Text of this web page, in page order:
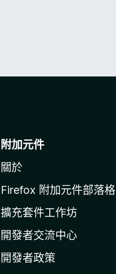
附加元件
關於
Firefox 附加元件部落格
擴充套件工作坊
開發者交流中心
開發者政策